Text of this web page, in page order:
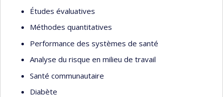
Études évaluatives
Méthodes quantitatives
Performance des systèmes de santé
Analyse du risque en milieu de travail
Santé communautaire
Diabète